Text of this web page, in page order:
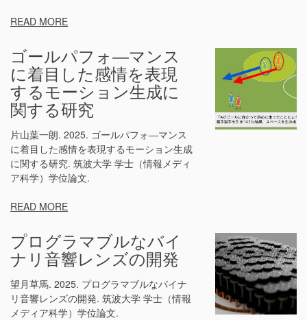
READ MORE
ゴールパフォ―マンス
に着目した感情を表現
するモーション生成に
関する研究
片山葉一朗. 2025. ゴールパフォ―マンス
に着目した感情を表現するモーション生成
に関する研究. 筑波大学 学士（情報メディ
ア科学）学位論文.
READ MORE
プログラマブルなバイ
ナリ音響レンズの開発
望月草馬. 2025. プログラマブルなバイナ
リ音響レンズの開発. 筑波大学 学士（情報
メディア科学）学位論文.